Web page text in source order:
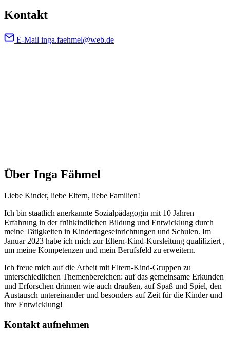
Kontakt
E-Mail inga.faehmel@web.de
Über Inga Fähmel
Liebe Kinder, liebe Eltern, liebe Familien!
Ich bin staatlich anerkannte Sozialpädagogin mit 10 Jahren
Erfahrung in der frühkindlichen Bildung und Entwicklung durch
meine Tätigkeiten in Kindertageseinrichtungen und Schulen. Im
Januar 2023 habe ich mich zur Eltern-Kind-Kursleitung qualifiziert ,
um meine Kompetenzen und mein Berufsfeld zu erweitern.
Ich freue mich auf die Arbeit mit Eltern-Kind-Gruppen zu
unterschiedlichen Themenbereichen: auf das gemeinsame Erkunden
und Erforschen drinnen wie auch draußen, auf Spaß und Spiel, den
Austausch untereinander und besonders auf Zeit für die Kinder und
ihre Entwicklung!
Kontakt aufnehmen